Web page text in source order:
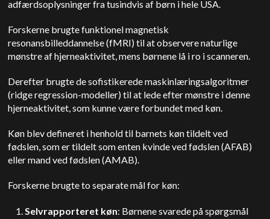
adfærdsoplysninger fra tusindvis af børn i hele USA.
Forskerne brugte funktionel magnetisk
resonansbilleddannelse (fMRI) til at observere naturlige
mønstre af hjerneaktivitet, mens børnene lå i ro i scanneren.
Derefter brugte de sofistikerede maskinlæringsalgoritmer
(ridge regression-modeller) til at lede efter mønstre i denne
hjerneaktivitet, som kunne være forbundet med køn.
Køn blev defineret i henhold til barnets køn tildelt ved
fødslen, som er tildelt som enten kvinde ved fødslen (AFAB)
eller mand ved fødslen (AMAB).
Forskerne brugte to separate mål for køn:
Selvrapporteret køn: Børnene svarede på spørgsmål